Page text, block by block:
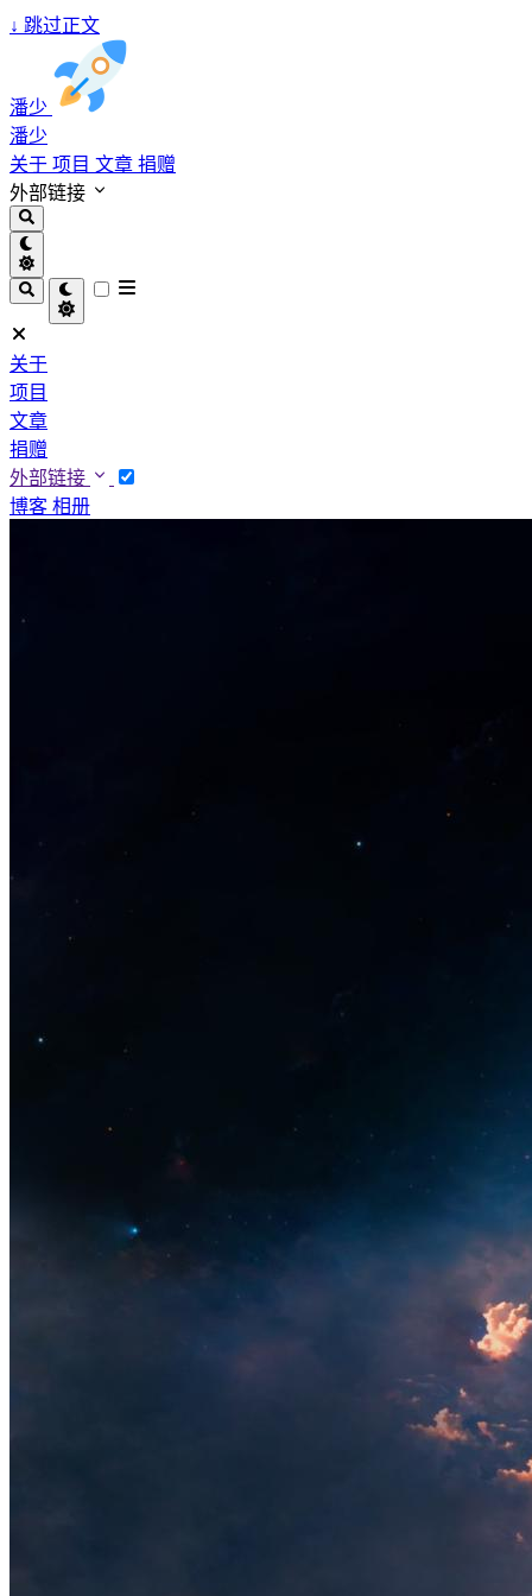
↓ 跳过正文
潘少
潘少
关于 项目 文章 捐赠
外部链接
关于
项目
文章
捐赠
外部链接
博客 相册